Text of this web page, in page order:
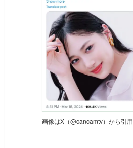
画像はX（@cancamtv）から引用